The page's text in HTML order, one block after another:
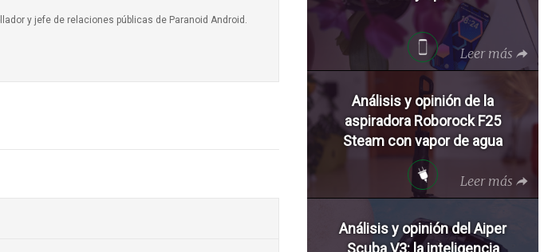
y jefe de relaciones públicas de Paranoid Android.
Leer más
Análisis y opinión de la
aspiradora Roborock F25
Steam con vapor de agua
Leer más
Análisis y opinión del Aiper
Scuba V3: la inteligencia